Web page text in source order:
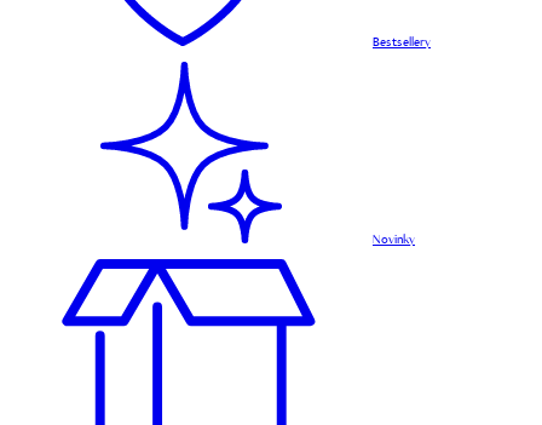
Bestsellery
Novinky